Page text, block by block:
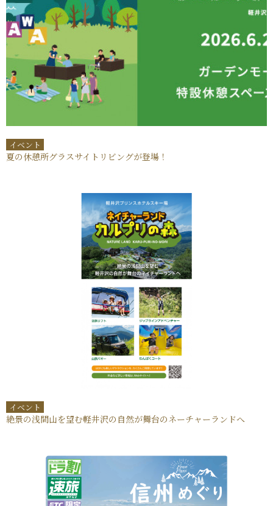
イベント
夏の休憩所グラスサイトリビングが登場！
イベント
絶景の浅間山を望む軽井沢の自然が舞台のネーチャーランドへ